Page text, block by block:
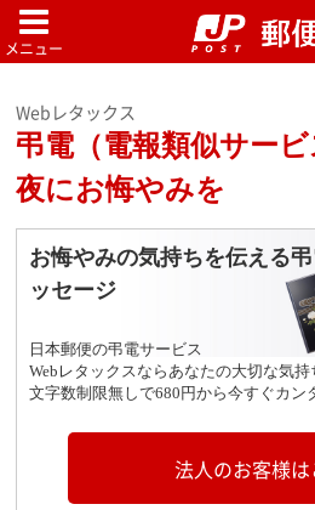
Webレタックス
弔電（電報類似サー
夜にお悔やみを
お悔やみの気持ちを伝える
ッセージ
日本郵便の弔電サービス
Webレタックスならあなたの大切な気持
文字数制限無しで680円から今すぐカン
法人のお客様は